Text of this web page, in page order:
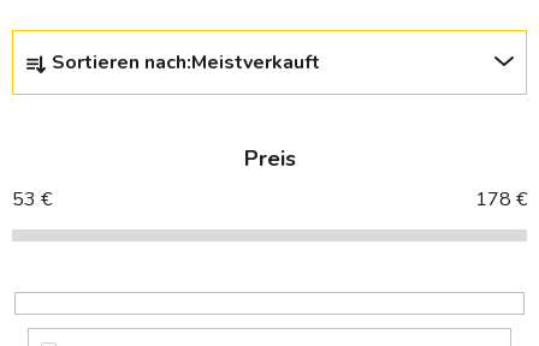
P
o
k
t
o
r
Sortieren nach:Meistverkauft
Preis
53 € 178 €